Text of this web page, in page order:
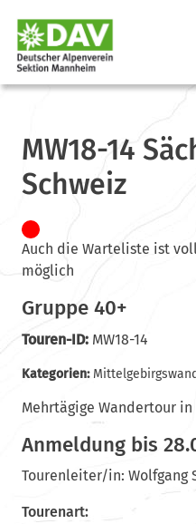
MW18-14
Schweiz
Auch die Warteliste ist
möglich
Gruppe 40+
Touren-ID:MW18-14
Kategorien:
Mehrtägige Wandertour
Anmeldung bis
Tourenleiter/in: Wolfgang
Tourenart: